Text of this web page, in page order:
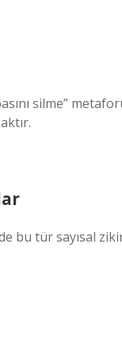
silme”
bu tür sayısal